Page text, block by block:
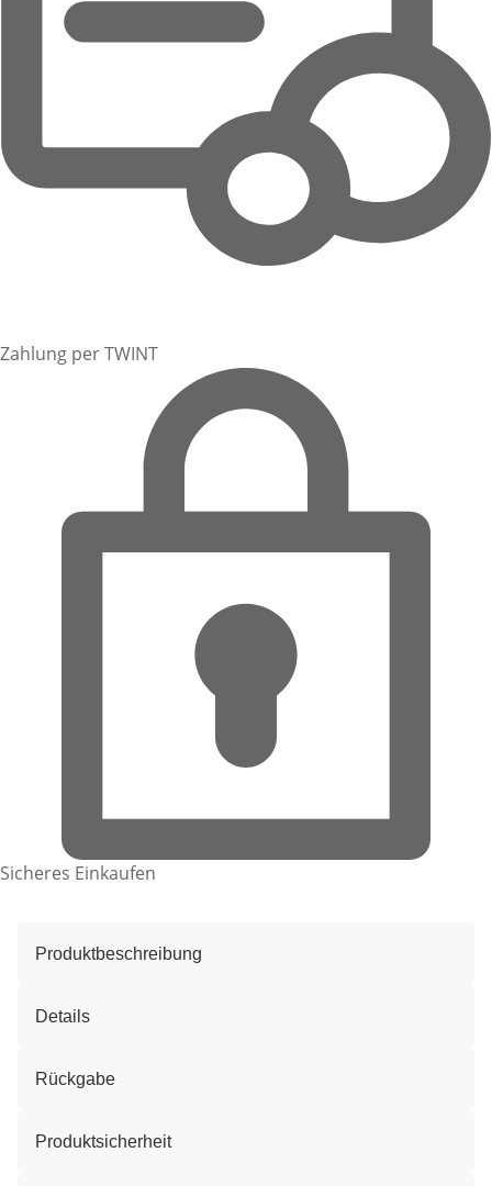
Zahlung per TWINT
Sicheres Einkaufen
Produktbeschreibung
Details
Rückgabe
Produktsicherheit